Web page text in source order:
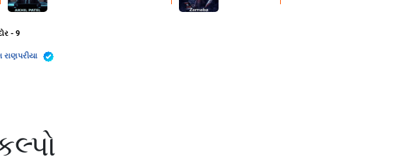
- 9
રાણપરીયા